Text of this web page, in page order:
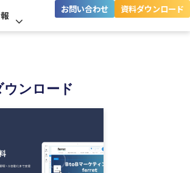
お問い合わせ 資料ダウンロード
ウンロード